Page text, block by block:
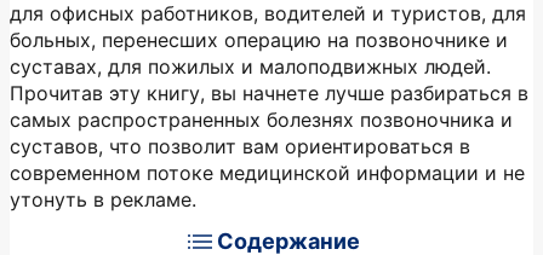
для офисных работников, водителей и туристов, для
больных, перенесших операцию на позвоночнике и
суставах, для пожилых и малоподвижных людей.
Прочитав эту книгу, вы начнете лучше разбираться в
самых распространенных болезнях позвоночника и
суставов, что позволит вам ориентироваться в
современном потоке медицинской информации и не
утонуть в рекламе.
Содержание